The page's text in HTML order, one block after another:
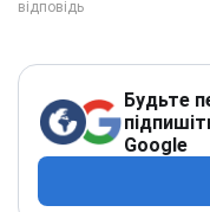
Будьте
Google